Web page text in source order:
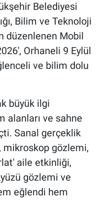
Belediyesi
Bilim ve Teknoloji
düzenlenen Mobil
Orhaneli 9 Eylül
ve bilim dolu
büyük ilgi
alanları ve sahne
Sanal gerçeklik
mikroskop gözlemi,
aile etkinliği,
gözlemi ve
eğlendi hem